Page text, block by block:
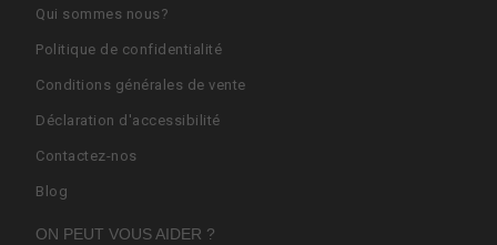
Qui sommes nous?
Politique de confidentialité
Conditions générales de vente
Déclaration d'accessibilité
Contactez-nos
Blog
ON PEUT VOUS AIDER ?